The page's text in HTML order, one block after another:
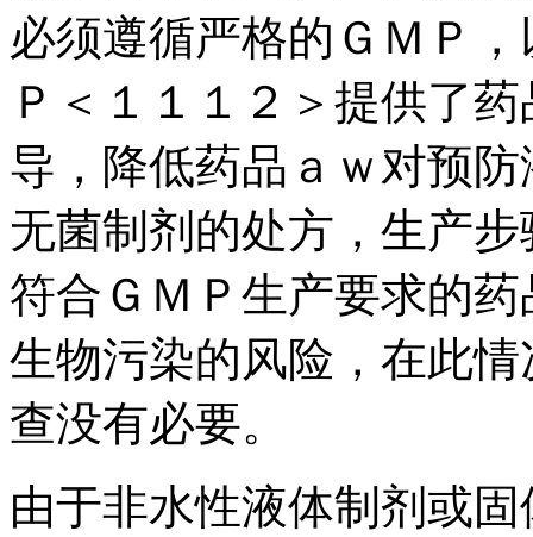
必须遵循严格的ＧＭＰ
Ｐ＜１１１２＞提供了
导，降低药品ａｗ对预
无菌制剂的处方，生产
符合ＧＭＰ生产要求的
生物污染的风险，在此
查没有必要。
由于非水性液体制剂或